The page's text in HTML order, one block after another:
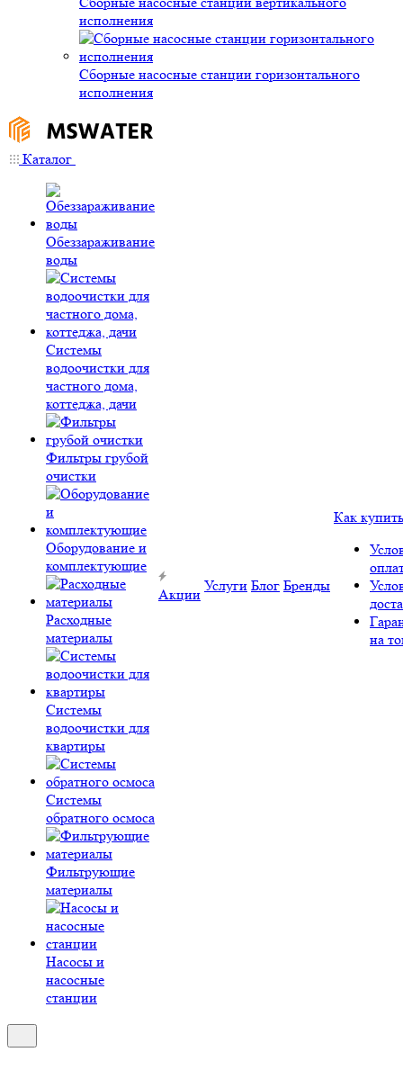
исполнения
Сборные насосные станции горизонтального
исполнения
Каталог
Обеззараживание
воды
Системы
водоочистки для
частного дома,
коттеджа, дачи
Фильтры грубой
очистки
Оборудование и
комплектующие
Расходные
материалы
Системы
водоочистки для
квартиры
Системы
обратного осмоса
Фильтрующие
материалы
Насосы и
насосные
станции
Акции
Услуги Блог Бренды
Как купить
на